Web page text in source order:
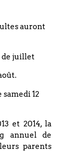
auront
de juillet
12
et 2014, la
annuel de
parents